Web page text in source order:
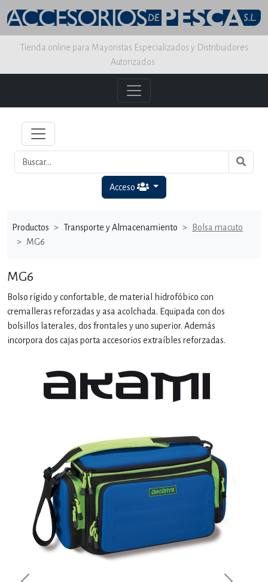
Tienda online para Mayoristas Especializados y Distribuidores
Autorizados.
Acceso
Productos Transporte y Almacenamiento
Bolsa macuto
MG6
MG6
Bolso rígido y confortable, de material hidrofóbico con
cremalleras reforzadas y asa acolchada. Equipada con dos
bolsillos laterales, dos frontales y uno superior. Además
incorpora dos cajas porta accesorios extraíbles reforzadas.